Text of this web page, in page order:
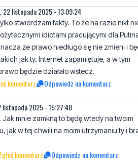
22 listopada 2025 - 13:09:24
stwierdzam fakty. To że na razie nikt
idiotami pracującymi dla
że prawo niedługo się nie zmieni i
jak ty. Internet zapamiętuje, a w tym
będzie działało wstecz.
komentarz Odpowiedz na komentarz
listopada 2025 - 15:27:48
Jak mnie zamkną to będę wtedy na twoim
jak w tej chwili na moim utrzymaniu ty i
komentarz Odpowiedz na komentarz